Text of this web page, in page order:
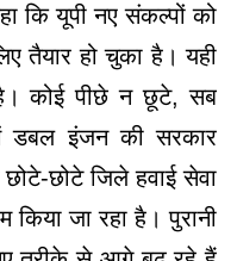
कि यूपी नए संकल्पों को
तैयार हो चुका है। यही
कोई पीछे न छूटे, सब
डबल इंजन की सरकार
छोटे जिले हवाई सेवा
जा रहा है। पुरानी